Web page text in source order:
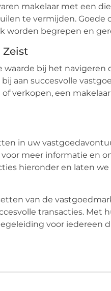
makelaar met een
te vermijden.
worden begrepen en
Zeist
waarde bij het
aan succesvolle
verkopen, een
in uw
meer informatie en
hieronder en laten
van de
transacties. Met
voor iedereen